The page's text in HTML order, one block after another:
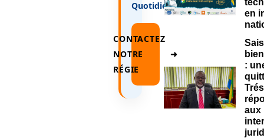
Quotidien.
CONTACTEZ
NOTRE
RÉGIE
➜
en
:
aux